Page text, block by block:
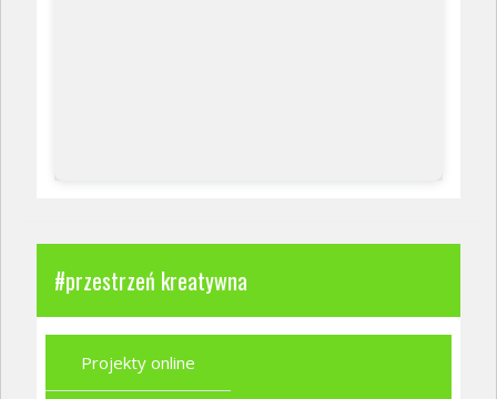
#przestrzeń kreatywna
Projekty online